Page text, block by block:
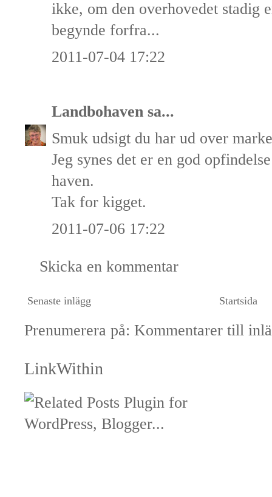
ikke, om den overhovedet stadig
begynde forfra...
2011-07-04 17:22
Landbohaven sa...
Smuk udsigt du har ud over
Jeg synes det er en god
haven.
Tak for kigget.
2011-07-06 17:22
Skicka en kommentar
Senaste inlägg Startsida
Prenumerera på: Kommentarer till
LinkWithin